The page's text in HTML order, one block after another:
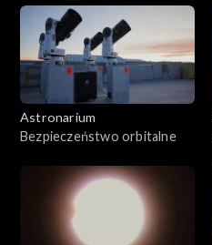
Astronarium
Bezpieczeństwo orbitalne